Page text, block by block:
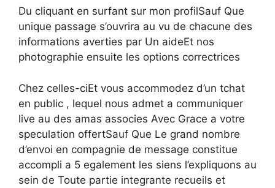
Du cliquant en surfant sur mon profilSauf Que
unique passage s’ouvrira au vu de chacune des
informations averties par Un aideEt nos
photographie ensuite les options correctrices
Chez celles-ciEt vous accommodez d’un tchat
en public , lequel nous admet a communiquer
live au des amas associes Avec Grace a votre
speculation offertSauf Que Le grand nombre
d’envoi en compagnie de message constitue
accompli a 5 egalement les siens l’expliquons au
sein de Toute partie integrante recueils et